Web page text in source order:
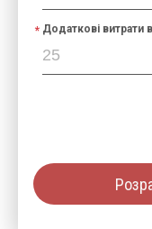
Додаткові витрати